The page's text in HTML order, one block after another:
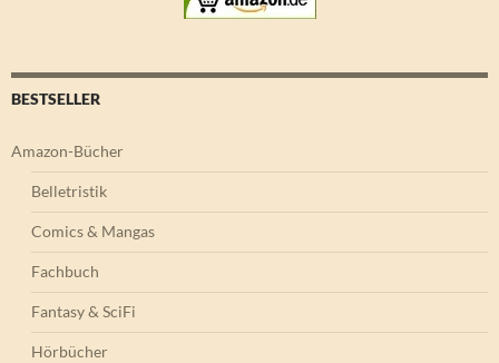
BESTSELLER
Amazon-Bücher
Belletristik
Comics & Mangas
Fachbuch
Fantasy & SciFi
Hörbücher